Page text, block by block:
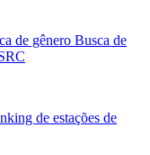
de gênero Busca de
de estações de